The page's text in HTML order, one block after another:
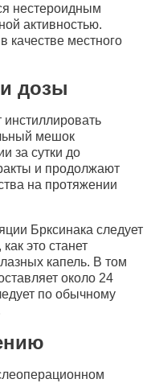
нестероидным
активностью.
качестве местного
дозы
инстиллировать
мешок
за сутки до
и продолжают
на протяжении
Брксинака следует
это станет
капель. В том
около 24
по обычному